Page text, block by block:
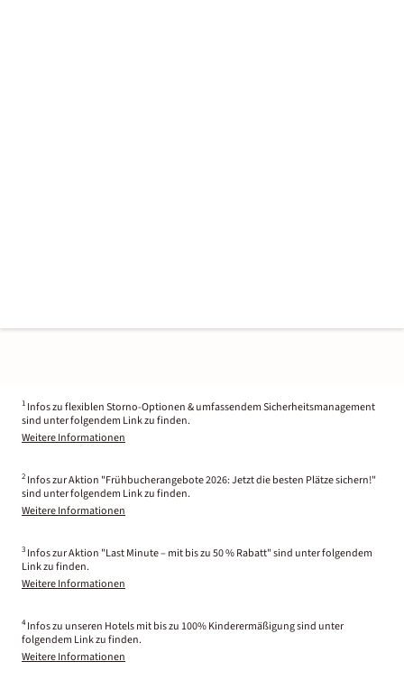
1 Infos zu flexiblen Storno-Optionen & umfassendem Sicherheitsmanagement
sind unter folgendem Link zu finden.
Weitere Informationen
2 Infos zur Aktion "Frühbucherangebote 2026: Jetzt die besten Plätze sichern!"
sind unter folgendem Link zu finden.
Weitere Informationen
3 Infos zur Aktion "Last Minute – mit bis zu 50 % Rabatt" sind unter folgendem
Link zu finden.
Weitere Informationen
4 Infos zu unseren Hotels mit bis zu 100% Kinderermäßigung sind unter
folgendem Link zu finden.
Weitere Informationen